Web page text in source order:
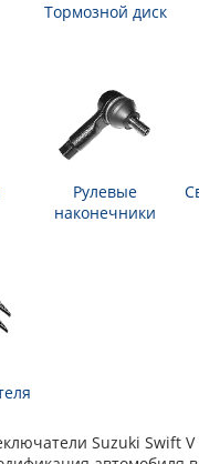
Тормозной диск
Рулевые
наконечники
Suzuki Swift V